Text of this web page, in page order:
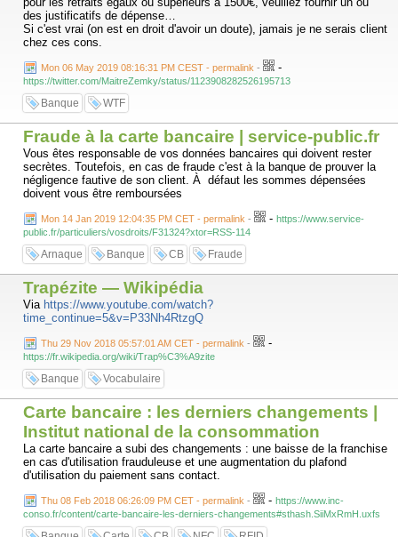
des justificatifs de dépense…
Si c'est vrai (on est en droit d'avoir un doute), jamais je ne serais client
chez ces cons.
Mon 06 May 2019 08:16:31 PM CEST - permalink - -
https://twitter.com/MaitreZemky/status/1123908282526195713
Banque WTF
Fraude à la carte bancaire | service-public.fr
Vous êtes responsable de vos données bancaires qui doivent rester
secrètes. Toutefois, en cas de fraude c'est à la banque de prouver la
négligence fautive de son client. À défaut les sommes dépensées
doivent vous être remboursées
Mon 14 Jan 2019 12:04:35 PM CET - permalink - - https://www.service-
public.fr/particuliers/vosdroits/F31324?xtor=RSS-114
Arnaque Banque CB Fraude
Trapézite — Wikipédia
Via https://www.youtube.com/watch?
time_continue=5&v=P33Nh4RtzgQ
Thu 29 Nov 2018 05:57:01 AM CET - permalink - -
https://fr.wikipedia.org/wiki/Trap%C3%A9zite
Banque Vocabulaire
Carte bancaire : les derniers changements |
Institut national de la consommation
La carte bancaire a subi des changements : une baisse de la franchise
en cas d'utilisation frauduleuse et une augmentation du plafond
d'utilisation du paiement sans contact.
Thu 08 Feb 2018 06:26:09 PM CET - permalink - - https://www.inc-
conso.fr/content/carte-bancaire-les-derniers-changements#sthash.SiiMxRmH.uxfs